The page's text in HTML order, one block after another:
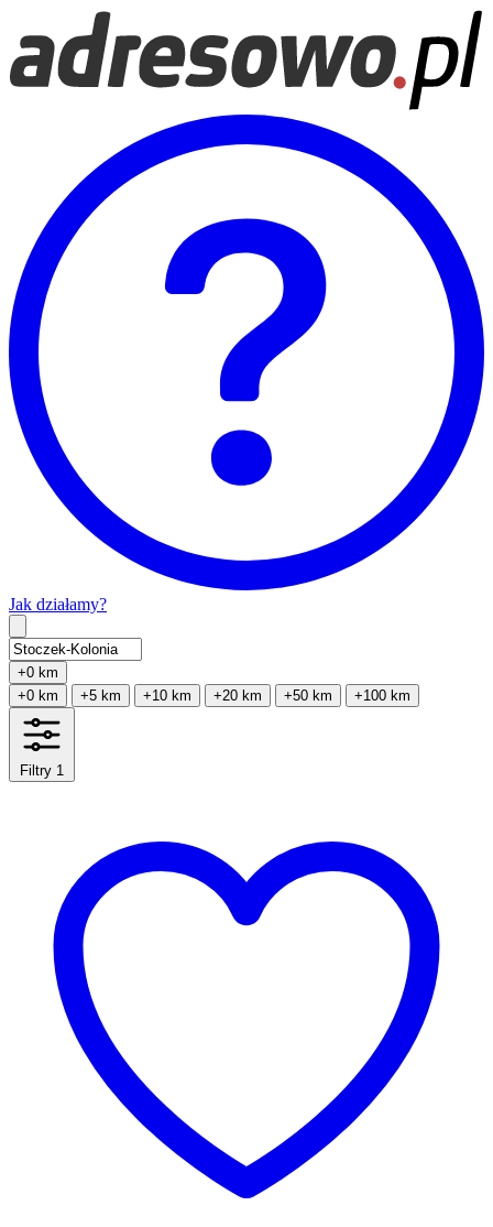
Jak działamy?
+0 km
+0 km
+5 km +10 km +20 km +50 km +100 km
Filtry 1